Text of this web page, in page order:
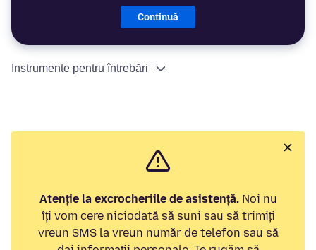
Continuă
Instrumente pentru întrebări
Atenție la excrocheriile de asistență.Noi nu
îți vom cere niciodată să suni sau să trimiți
vreun SMS la vreun număr de telefon sau să